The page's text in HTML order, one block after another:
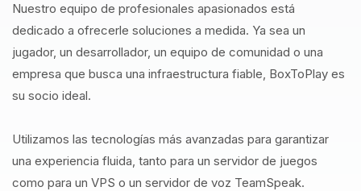
Nuestro equipo de profesionales apasionados está
dedicado a ofrecerle soluciones a medida. Ya sea un
jugador, un desarrollador, un equipo de comunidad o una
empresa que busca una infraestructura fiable, BoxToPlay es
su socio ideal.
Utilizamos las tecnologías más avanzadas para garantizar
una experiencia fluida, tanto para un servidor de juegos
como para un VPS o un servidor de voz TeamSpeak.